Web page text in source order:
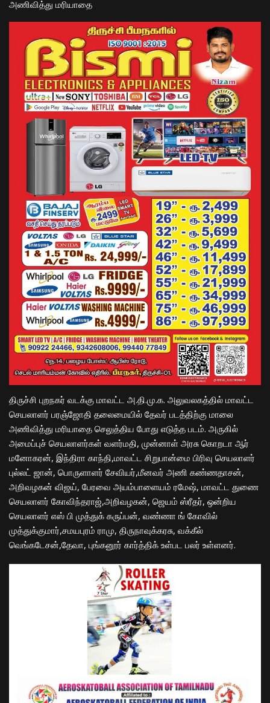
அணிவித்து மரியாதை
திருச்சி புறநகர் வடக்கு மாவட்ட அ.தி.மு.க. அலுவலகத்தில் மாவட்ட
செயலாளர் பரஞ்ஜோதி தலைமையில் தேவர் படத்திற்கு மாலை
அணிவித்து மரியாதை செலுத்திய போது எடுத்த படம். அருகில்
அமைப்புச் செயலாளர்கள் வளர்மதி, முன்னாள் அரசு கொறடா ஆர்
மனோகரன், இந்திரா காந்தி,மாவட்ட சிறுபான்மை பிரிவு செயலாளர்
புல்லட் ஜான், பொருளாளர் சேவியர்,மீனவர் அணி கண்ணதாசன்,
அறிவழகன் விஜய், பேரவை அயம்பாளையம் ரமேஷ், மாவட்ட துணை
செயலாளர் கோவிந்தராஜ்,அறிவழகன், ஜெயம் ஸ்ரீதர், ஒன்றிய
செயலாளர் எஸ் பி முத்துக் கருப்பன், வண்ணா ங் கோவில்
முத்துக்குமார்,சமயபுரம் ராமு, திருநாவுக்கரசு, வக்கீல்
வெங்கடேசன்,தேவா, புங்கனூர் கார்த்திக் உள்பட பலர் உள்ளனர்.